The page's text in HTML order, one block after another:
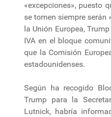
«excepciones», puesto
se tomen siempre serán
la Unión Europea,
IVA en el bloque
que la Comisión
estadounidenses.
Según ha recogido
Trump para la
Lutnick, habría